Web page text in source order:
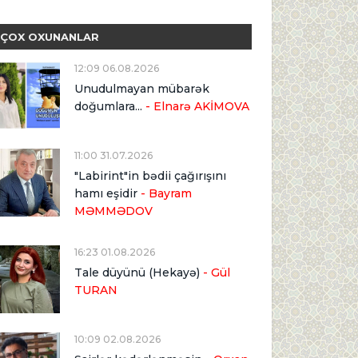
ÇOX OXUNANLAR
12:09 06.08.2026
Unudulmayan mübarək
doğumlara... - Elnarə AKİMOVA
11:00 31.07.2026
"Labirint"in bədii çağırışını
hamı eşidir - Bayram
MƏMMƏDOV
16:23 01.08.2026
Tale düyünü (Hekayə) - Gül
TURAN
10:09 02.08.2026